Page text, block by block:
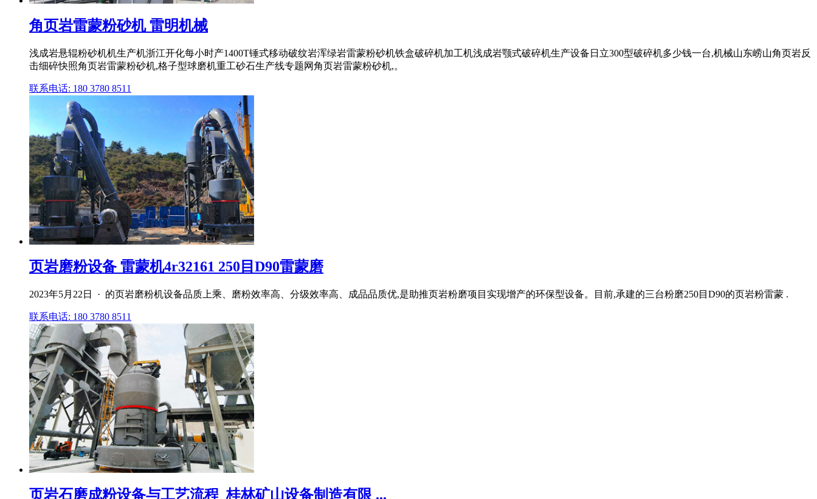
角页岩雷蒙粉砂机 雷明机械
浅成岩悬辊粉砂机机生产机浙江开化每小时产1400T锤式移动破纹岩浑绿岩雷蒙粉砂机铁盒破碎机加工机浅成岩颚式破碎机生产设备日立300型破碎机多少钱一台,机械山东崂山角页岩反
击细碎快照角页岩雷蒙粉砂机,格子型球磨机重工砂石生产线专题网角页岩雷蒙粉砂机,。
联系电话: 180 3780 8511
页岩磨粉设备 雷蒙机4r32161 250目D90雷蒙磨
2023年5月22日 · 的页岩磨粉机设备品质上乘、磨粉效率高、分级效率高、成品品质优,是助推页岩粉磨项目实现增产的环保型设备。目前,承建的三台粉磨250目D90的页岩粉雷蒙 .
联系电话: 180 3780 8511
页岩石磨成粉设备与工艺流程_桂林矿山设备制造有限 ...